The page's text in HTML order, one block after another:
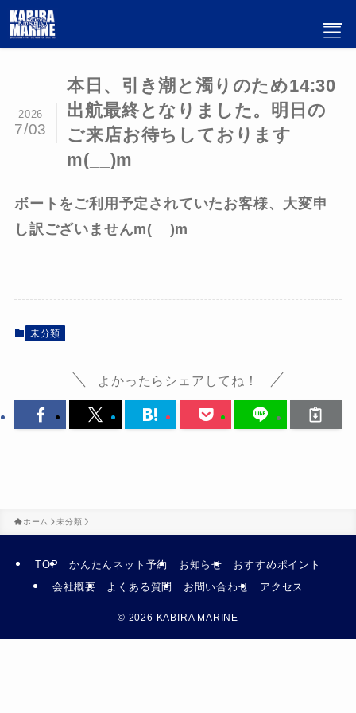
本日、引き潮と濁りのため14:30
出航最終となりました。明日の
ご来店お待ちしております
m(__)m
2026
7/03
ボートをご利用予定されていたお客様、大変申
し訳ございませんm(__)m
未分類
よかったらシェアしてね！
ホーム 未分類
TOP かんたんネット予約 お知らせ
おすすめポイント
会社概要
よくある質問 お問い合わせ アクセス
© 2026 KABIRA MARINE